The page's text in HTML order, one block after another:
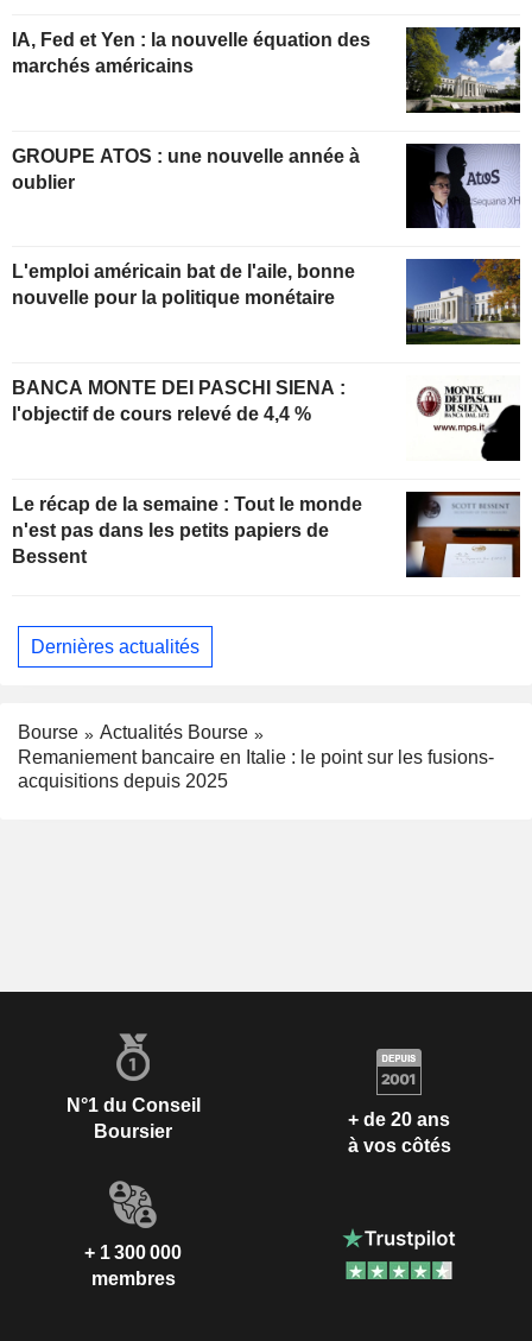
IA, Fed et Yen : la nouvelle équation des
marchés américains
GROUPE ATOS : une nouvelle année à
oublier
L'emploi américain bat de l'aile, bonne
nouvelle pour la politique monétaire
BANCA MONTE DEI PASCHI SIENA :
l'objectif de cours relevé de 4,4 %
Le récap de la semaine : Tout le monde
n'est pas dans les petits papiers de
Bessent
Dernières actualités
Bourse
Actualités Bourse
Remaniement bancaire en Italie : le point sur les fusions-
acquisitions depuis 2025
N°1 du Conseil
Boursier
+ de 20 ans
à vos côtés
+ 1 300 000
membres